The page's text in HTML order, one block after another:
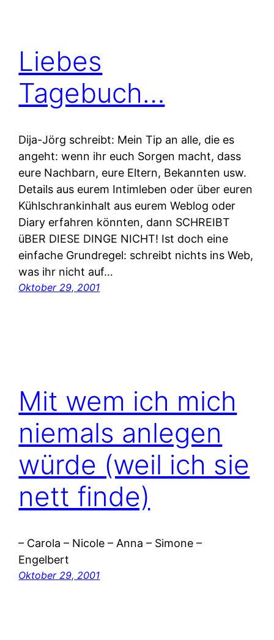
Liebes
Tagebuch…
Dija-Jörg schreibt: Mein Tip an alle, die es
angeht: wenn ihr euch Sorgen macht, dass
eure Nachbarn, eure Eltern, Bekannten usw.
Details aus eurem Intimleben oder über euren
Kühlschrankinhalt aus eurem Weblog oder
Diary erfahren könnten, dann SCHREIBT
üBER DIESE DINGE NICHT! Ist doch eine
einfache Grundregel: schreibt nichts ins Web,
was ihr nicht auf…
Oktober 29, 2001
Mit wem ich mich
niemals anlegen
würde (weil ich sie
nett finde)
– Carola – Nicole – Anna – Simone –
Engelbert
Oktober 29, 2001